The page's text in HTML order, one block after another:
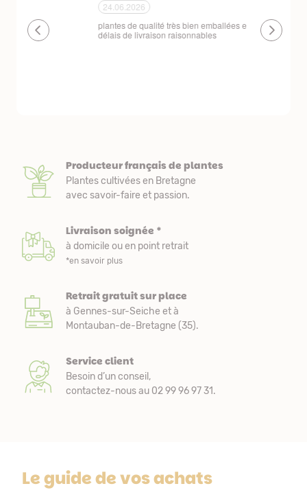
24.06.2026
plantes de qualité très bien emballées et
délais de livraison raisonnables
Un site que
réserve. La
livraison
Producteur français de plantes
Plantes cultivées en Bretagne
avec savoir-faire et passion.
Livraison soignée *
à domicile ou en point retrait
*en savoir plus
Retrait gratuit sur place
à Gennes-sur-Seiche et à
Montauban-de-Bretagne (35).
Service client
Besoin d’un conseil,
contactez-nous au 02 99 96 97 31.
Le guide de vos achats